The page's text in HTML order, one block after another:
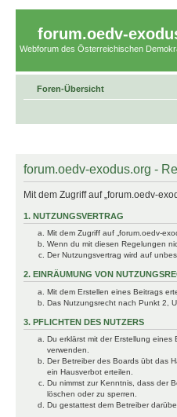
forum.oedv-
Webforum des Österreichischen
Foren-Übersicht
forum.oedv-exodus.org -
Mit dem Zugriff auf „forum.oedv-
1. NUTZUNGSVERTRAG
Mit dem Zugriff auf „forum.oedv-
Wenn du mit diesen Regelungen
Der Nutzungsvertrag wird auf
2. EINRÄUMUNG VON
Mit dem Erstellen eines Beitrags
Das Nutzungsrecht nach Punkt 2,
3. PFLICHTEN DES NUTZERS
Du erklärst mit der Erstellung
verwenden.
Der Betreiber des Boards übt das
ein Hausverbot erteilen.
Du nimmst zur Kenntnis, dass der
löschen oder zu sperren.
Du gestattest dem Betreiber